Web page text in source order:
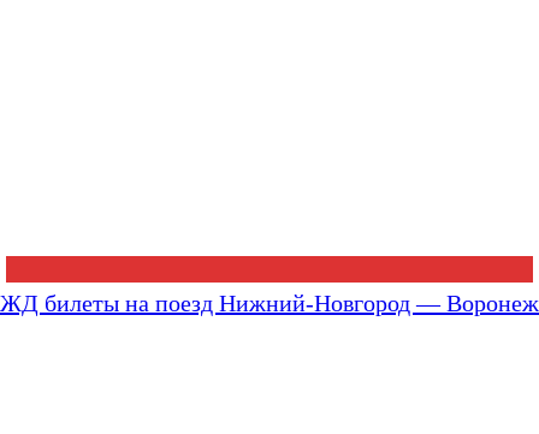
ЖД билеты на поезд Нижний-Новгород — Воронеж